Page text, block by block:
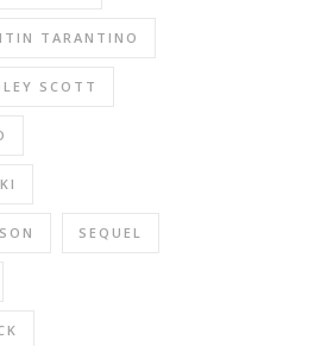
TARANTINO
SCOTT
SEQUEL